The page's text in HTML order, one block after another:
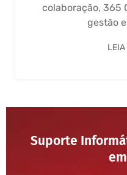
colaboração, 365
gestão
Suporte